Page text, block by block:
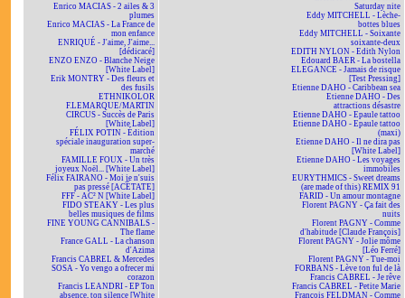
Enrico MACIAS - 2 ailes & 3
plumes
Enrico MACIAS - La France de
mon enfance
ENRIQUÉ - J'aime, J'aime...
[dédicacé]
ENZO ENZO - Blanche Neige
[White Label]
Erik MONTRY - Des fleurs et
des fusils
ETHNIKOLOR
F.LEMARQUE/MARTIN
CIRCUS - Succès de Paris
[White Label]
FÉLIX POTIN - Édition
spéciale inauguration super-
marché
FAMILLE FOUX - Un très
joyeux Noël... [White Label]
Félix FAIRANO - Moi je n'suis
pas pressé [ACÉTATE]
FFF - AC² N [White Label]
FIDO STEAKY - Les plus
belles musiques de films
FINE YOUNG CANNIBALS -
The flame
France GALL - La chanson
d'Azima
Francis CABREL & Mercedes
SOSA - Yo vengo a ofrecer mi
corazon
Francis LEANDRI - EP Ton
absence, ton silence [White
Saturday nite
Eddy MITCHELL - Lèche-
bottes blues
Eddy MITCHELL - Soixante
soixante-deux
EDITH NYLON - Edith Nylon
Edouard BAER - La bostella
ELEGANCE - Jamais de risque
[Test Pressing]
Etienne DAHO - Caribbean sea
Etienne DAHO - Des
attractions désastre
Etienne DAHO - Epaule tattoo
Etienne DAHO - Epaule tattoo
(maxi)
Etienne DAHO - Il ne dira pas
[White Label]
Etienne DAHO - Les voyages
immobiles
EURYTHMICS - Sweet dreams
(are made of this) REMIX 91
FARID - Un amour montagne
Florent PAGNY - Ça fait des
nuits
Florent PAGNY - Comme
d'habitude [Claude François]
Florent PAGNY - Jolie môme
[Léo Ferré]
Florent PAGNY - Tue-moi
FORBANS - Lève ton ful de là
Francis CABREL - Je rêve
Francis CABREL - Petite Marie
François FELDMAN - Comme